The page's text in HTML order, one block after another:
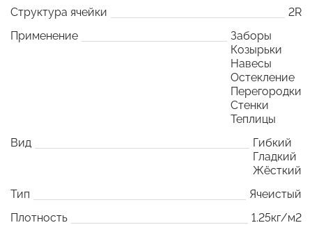
Структура ячейки
2R
Применение
Заборы
Козырьки
Навесы
Остекление
Перегородки
Стенки
Теплицы
Вид
Гибкий
Гладкий
Жёсткий
Тип
Ячеистый
Плотность
1.25кг/м2